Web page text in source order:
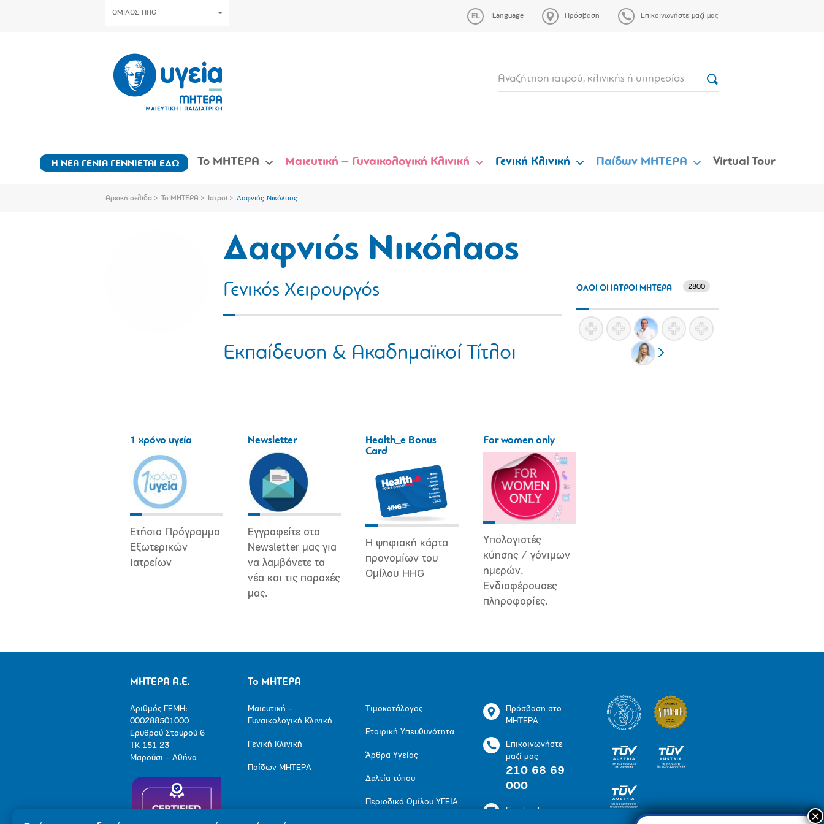
ΟΜΙΛΟΣ HHG Language Πρόσβαση Επικοινωνήστε μαζί μας
Η ΝΕΑ ΓΕΝΙΑ ΓΕΝΝΙΕΤΑΙ ΕΔΩ Το ΜΗΤΕΡΑ Μαιευτική – Γυναικολογική Κλινική Γενική Κλινική Παίδων ΜΗΤΕΡΑ Virtual Tour
Αρχική σελίδα Το ΜΗΤΕΡΑ Ιατροί Δαφνιός Νικόλαος
Δαφνιός Νικόλαος
Γενικός Χειρουργός
Εκπαίδευση & Ακαδημαϊκοί Τίτλοι
ΟΛΟΙ ΟΙ ΙΑΤΡΟΙ ΜΗΤΕΡΑ 2800
1 χρόνο υγεία
Ετήσιο Πρόγραμμα
Εξωτερικών
Ιατρείων
Newsletter
Εγγραφείτε στο
Newsletter μας για
να λαμβάνετε τα
νέα και τις παροχές
μας.
Health_e Bonus
Card
Η ψηφιακή κάρτα
προνομίων του
Ομίλου HHG
For women only
Υπολογιστές
κύησης / γόνιμων
ημερών.
Ενδιαφέρουσες
πληροφορίες.
ΜΗΤΕΡΑ Α.Ε.
Αριθμός ΓΕΜΗ:
000288501000
Ερυθρού Σταυρού 6
ΤΚ 151 23
Μαρούσι - Αθήνα
Το ΜΗΤΕΡΑ
Μαιευτική –
Γυναικολογική Κλινική
Γενική Κλινική
Παίδων ΜΗΤΕΡΑ
Τιμοκατάλογος
Εταιρική Υπευθυνότητα
Άρθρα Υγείας
Δελτία τύπου
Περιοδικά Ομίλου ΥΓΕΙΑ
Πρόσβαση στο
ΜΗΤΕΡΑ
Επικοινωνήστε
μαζί μας
210 68 69
000
Facebook